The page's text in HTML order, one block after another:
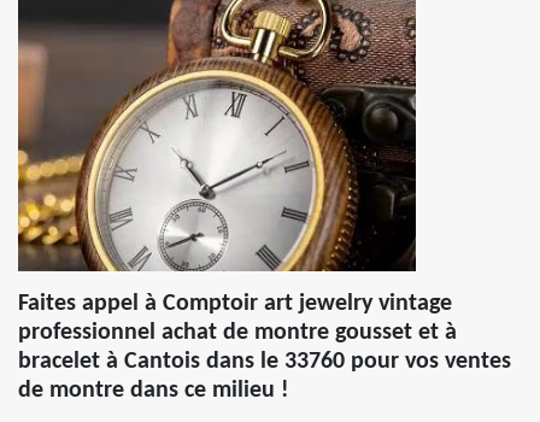
Faites appel à Comptoir art jewelry vintage
professionnel achat de montre gousset et à
bracelet à Cantois dans le 33760 pour vos ventes
de montre dans ce milieu !